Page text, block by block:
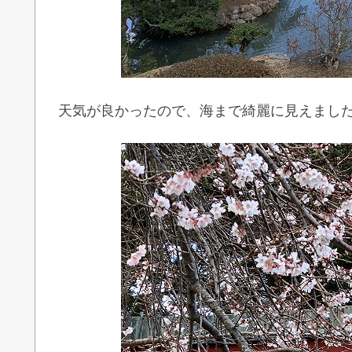
天気が良かったので、海まで綺麗に見えまし